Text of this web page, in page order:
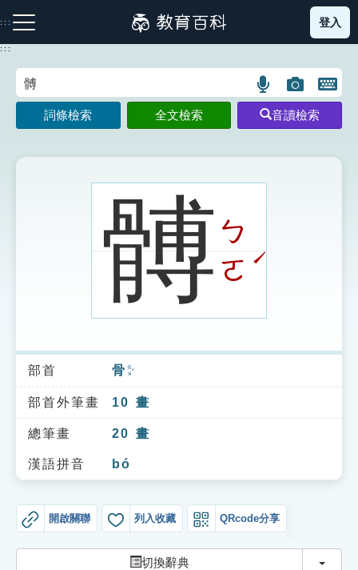
到
主
:::
注音索引圖示 筆畫索引圖示 部首索引表圖示
索引選單
知識索引
單字索引
生命大百科索引
遊戲專區
教學應用
登入
:::
語
言
搜
示
圖
片
搜
開
鍵
圖
詞條檢索 全文檢索 音讀檢索
髆ㄅ
ㄛˊ
部首 骨 ㄍㄨˇ
部首外筆畫 10 畫
總筆畫 20 畫
漢語拼音 bó
開啟關聯 列入收藏 QRcode分享
切換辭典 切換